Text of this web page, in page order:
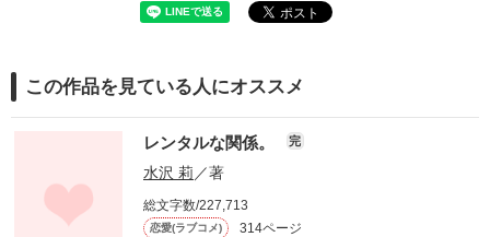
この作品を見ている人にオススメ
レンタルな関係。 完
水沢 莉 ／著
総文字数/227,713
恋愛(ラブコメ) 314ページ